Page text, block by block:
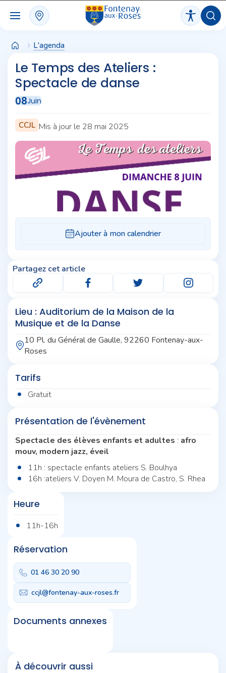
L'agenda
Le Temps des Ateliers :
Spectacle de danse
08Juin
CCJL Mis à jour le 28 mai 2025
Partagez cet article
Lieu : Auditorium de la Maison de la
Musique et de la Danse
10 Pl. du Général de Gaulle, 92260 Fontenay-aux-
Roses
Tarifs
Gratuit
Présentation de l'évènement
Spectacle des élèves enfants et adultes : afro
mouv, modern jazz, éveil
11h : spectacle enfants ateliers S. Boulhya
16h :ateliers V. Doyen M. Moura de Castro, S. Rhea
Heure
11h-16h
Réservation
01 46 30 20 90
ccjl@fontenay-aux-roses.fr
Documents annexes
À découvrir aussi
Panneau de gestion des cookies